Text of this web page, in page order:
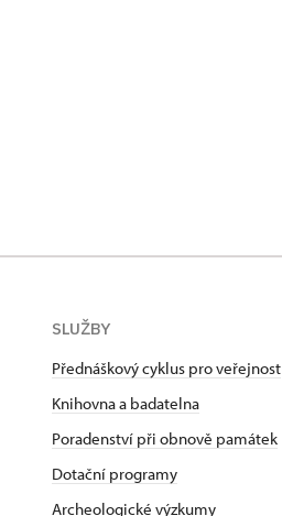
SLUŽBY
Přednáškový cyklus pro veřejnost
Knihovna a badatelna
Poradenství při obnově památek
Dotační programy
Archeologické výzkumy